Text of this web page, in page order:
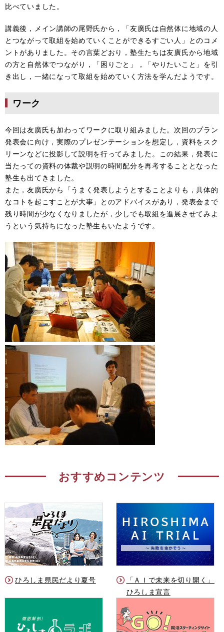
比べていました。
講義後，メイン講師の尾野氏から，「友廣氏は自然体に地域の人
とつながって取組を始めていくことができるすごい人」とのコメ
ントがありました。その言葉どおり，塾生たちは友廣氏から地域
の方と自然体でつながり，「困りごと」，「やりたいこと」を引
き出し，一緒になって取組を始めていく方法を学んだようです。
ワーク
今回は友廣氏も加わってワークに取り組みました。次回のプラン
発表会に向け，実際のプレゼンテーションを想定し，資料をスク
リーンなどに投影して説明を行ってみました。この結果，発表に
当たっての資料の体裁や説明の時間配分を再考することとなった
塾生も出てきました。
また，友廣氏から「うまく発表しようとすることよりも，具体的
なコトを起こすことが大事」とのアドバイスがあり，発表会まで
残り時間が少なくなりましたが，少しでも取組を進展させてみよ
うという気持ちになった塾生もいたようです。
おすすめコンテンツ
ひろしま県民だより夏号
「ＡＩで未来を切り開く」
ひろしま宣言